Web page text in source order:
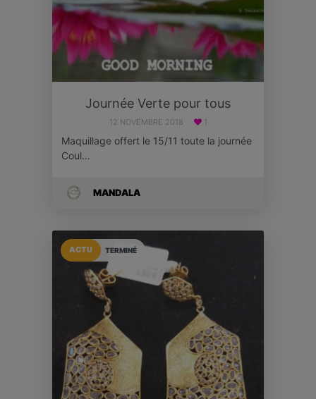
Journée Verte pour tous
12 NOVEMBRE 2018 1
Maquillage offert le 15/11 toute la journée
Coul…
MANDALA
TERMINÉ
ACTU